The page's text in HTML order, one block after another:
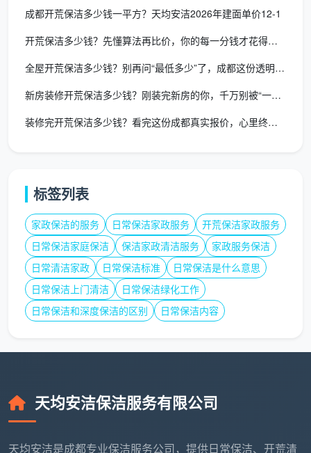
建筑面积
精装开
预估总
适用户型
60-80㎡
㎡
1200元
小三房
80-120㎡
元/㎡
1560元
改善型三房
150㎡以上
／复式别墅
18元/
㎡起
按实勘
估价
跃层、联排、
独栋
表内总价已包含全部12项精保洁服务。半包
或清包装修因漆点、水泥渍更重，初勘后单价可
能小幅上浮，但一切价格均在勘场后写入合同，
做，差的是整个入住体验
成都开荒保洁多少钱一平方？天均安洁2026年建面单价12-1
开荒保洁多少钱？先懂算法再比价，你的每一分钱才花得明白
全屋开荒保洁多少钱？别再问“最低多少”了，成都这份透明价才是
新房装修开荒保洁多少钱？刚装完新房的你，千万别被“一口低价”
装修完开荒保洁多少钱？看完这份成都真实报价，心里终于有底了
标签列表
家政保洁的服务 日常保洁家政服务
开荒保洁家政服务
日常保洁家庭保洁
保洁家政清洁服务
家政服务保洁
日常清洁家政
日常保洁标准
日常保洁是什么意思
日常保洁上门清洁
日常保洁绿化工作
日常保洁和深度保洁的区别
日常保洁内容
天均安洁保洁服务有限公司
天均安洁是成都专业保洁服务公司，提供日常保洁、开荒清